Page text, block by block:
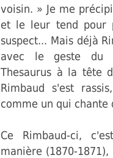
voisin. » Je me
et le leur tend pour
suspect... Mais déjà
avec le geste du
Thesaurus à la tête
Rimbaud s'est
comme un qui chante
Ce Rimbaud-ci,
manière (1870-